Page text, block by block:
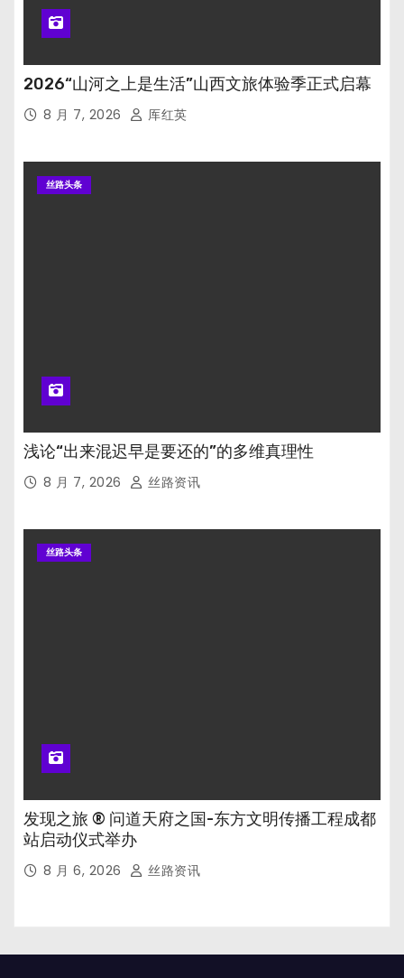
2026“山河之上是生活”山西文旅体验季正式启幕
8 月 7, 2026 厍红英
丝路头条
浅论“出来混迟早是要还的”的多维真理性
8 月 7, 2026 丝路资讯
丝路头条
发现之旅 ® 问道天府之国-东方文明传播工程成都
站启动仪式举办
8 月 6, 2026 丝路资讯